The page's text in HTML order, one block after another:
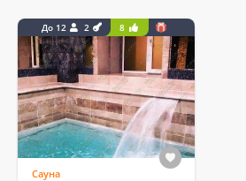
До 12 2 8
Сауна